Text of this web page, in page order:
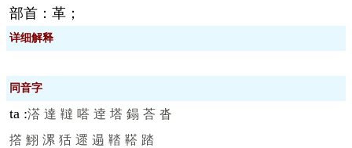
部首：革；
详细解释
同音字
ta :溚 達 韃 嗒 逹 塔 鎉 荅 沓
撘 鮙 漯 狧 遝 遢 鞜 鞳 踏